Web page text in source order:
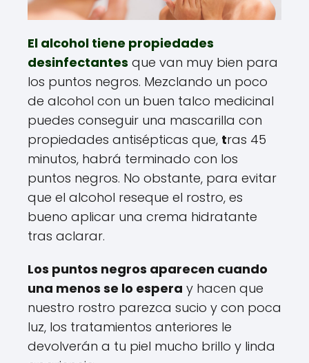
El alcohol tiene propiedades
desinfectantes que van muy bien para
los puntos negros. Mezclando un poco
de alcohol con un buen talco medicinal
puedes conseguir una mascarilla con
propiedades antisépticas que, tras 45
minutos, habrá terminado con los
puntos negros. No obstante, para evitar
que el alcohol reseque el rostro, es
bueno aplicar una crema hidratante
tras aclarar.
Los puntos negros aparecen cuando
una menos se lo espera y hacen que
nuestro rostro parezca sucio y con poca
luz, los tratamientos anteriores le
devolverán a tu piel mucho brillo y linda